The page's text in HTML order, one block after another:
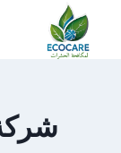
التجاوز